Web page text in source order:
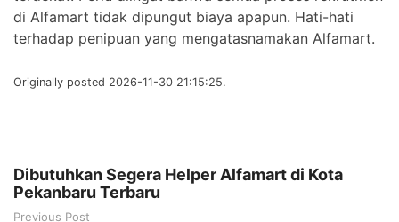
di Alfamart tidak dipungut biaya apapun. Hati-hati
terhadap penipuan yang mengatasnamakan Alfamart.
Originally posted 2026-11-30 21:15:25.
Dibutuhkan Segera Helper Alfamart di Kota
Pekanbaru Terbaru
Previous Post